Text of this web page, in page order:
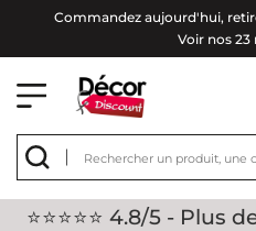
Commandez aujourd'hui,
Voir nos 23
⭐⭐⭐⭐⭐ 4.8/5 -